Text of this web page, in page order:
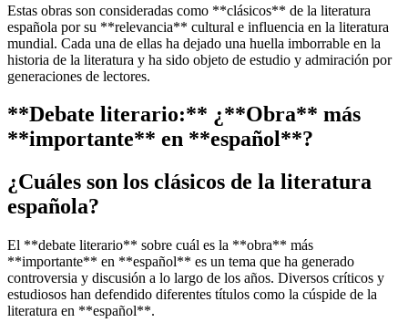
Estas obras son consideradas como **clásicos** de la literatura
española por su **relevancia** cultural e influencia en la literatura
mundial. Cada una de ellas ha dejado una huella imborrable en la
historia de la literatura y ha sido objeto de estudio y admiración por
generaciones de lectores.
**Debate literario:** ¿**Obra** más
**importante** en **español**?
¿Cuáles son los clásicos de la literatura
española?
El **debate literario** sobre cuál es la **obra** más
**importante** en **español** es un tema que ha generado
controversia y discusión a lo largo de los años. Diversos críticos y
estudiosos han defendido diferentes títulos como la cúspide de la
literatura en **español**.